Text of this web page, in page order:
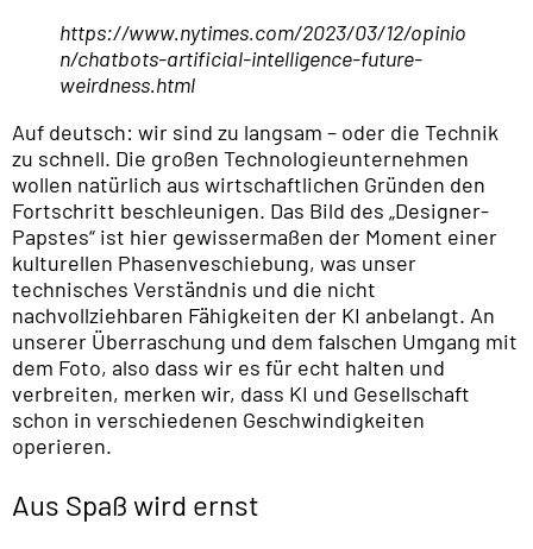
https://www.nytimes.com/2023/03/12/opinio
n/chatbots-artificial-intelligence-future-
weirdness.html
Auf deutsch: wir sind zu langsam – oder die Technik
zu schnell. Die großen Technologieunternehmen
wollen natürlich aus wirtschaftlichen Gründen den
Fortschritt beschleunigen. Das Bild des „Designer-
Papstes“ ist hier gewissermaßen der Moment einer
kulturellen Phasenveschiebung, was unser
technisches Verständnis und die nicht
nachvollziehbaren Fähigkeiten der KI anbelangt. An
unserer Überraschung und dem falschen Umgang mit
dem Foto, also dass wir es für echt halten und
verbreiten, merken wir, dass KI und Gesellschaft
schon in verschiedenen Geschwindigkeiten
operieren.
Aus Spaß wird ernst